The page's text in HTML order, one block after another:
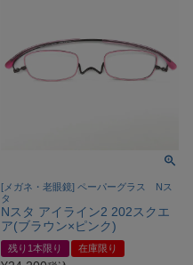
[メガネ・老眼鏡] ペーパーグラス Nス
タ
Nスタ アイライン2 202スクエ
ア(ブラウン×ピンク)
残り1本限り 在庫限り